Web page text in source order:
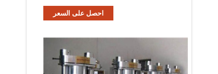
احصل على السعر